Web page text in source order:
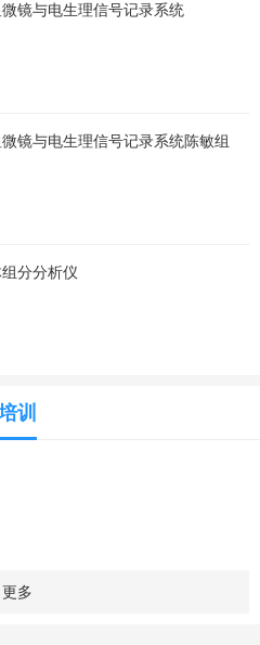
镜与电生理信号记录系统
镜与电生理信号记录系统陈敏组
分分析仪
训
更多